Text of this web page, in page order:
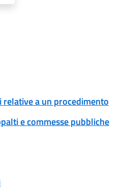
a un procedimento
e commesse pubbliche